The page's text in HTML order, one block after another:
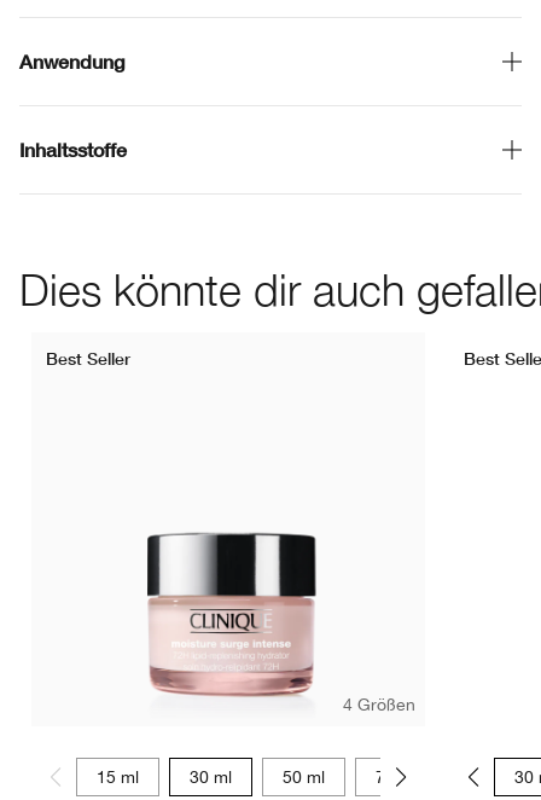
Anwendung
Inhaltsstoffe
Dies könnte dir auch
Best Seller
4 Größen
15 ml 30 ml 50 ml 75 ml
Best
30